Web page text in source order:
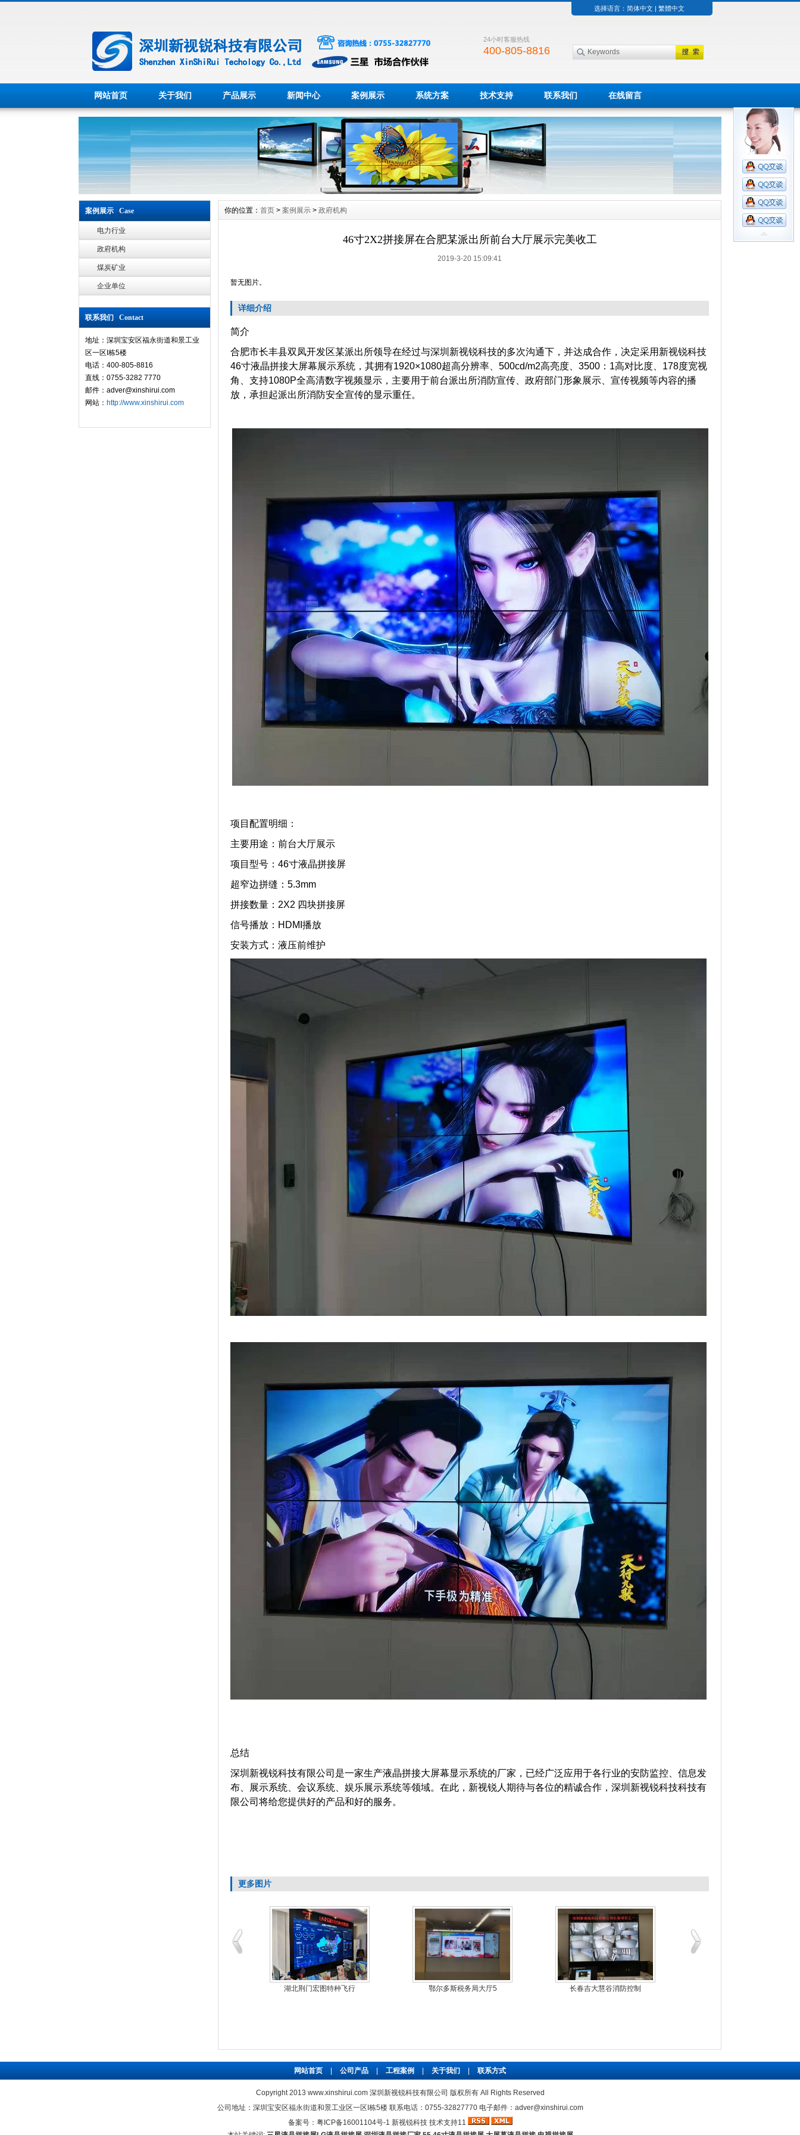
选择语言： 简体中文| 繁體中文
24小时客服热线
400-805-8816
网站首页 关于我们 产品展示 新闻中心 案例展示 系统方案 技术支持 联系我们 在线留言
案例展示 Case
电力行业
政府机构
煤炭矿业
企业单位
联系我们 Contact
地址：深圳宝安区福永街道和景工业
区一区I栋5楼
电话：400-805-8816
直线：0755-3282 7770
邮件：adver@xinshirui.com
网站： http://www.xinshirui.com
你的位置： 首页 > 案例展示 > 政府机构
46寸2X2拼接屏在合肥某派出所前台大厅展示完美收工
2019-3-20 15:09:41
暂无图片。
详细介绍
简介
合肥市长丰县双凤开发区某派出所领导在经过与深圳新视锐科技的多次沟通下，并达成合作，决定采用新视锐科技
46寸液晶拼接大屏幕展示系统，其拥有1920×1080超高分辨率、 500cd/m2高亮度、 3500 ： 1高对比度、 178度宽视
角、支持1080P全高清数字视频显示， 主要用于前台派出所消防宣传、政府部门形象展示、宣传视频等内容的播
放，承担起派出所消防安全宣传的显示重任。
项目配置明细：
主要用途：前台大厅展示
项目型号：46寸液晶拼接屏
超窄边拼缝： 5.3mm
拼接数量：2X2 四块拼接屏
信号播放： HDMI 播放
安装方式：液压前维护
总结
深圳新视锐科技有限公司是一家生产液晶拼接大屏幕显示系统的厂家，已经广泛应用于各行业的安防监控、信息发
布、展示系统、会议系统、娱乐展示系统等领域。在此，新视锐人期待与各位的精诚合作，深圳新视锐科技科技有
限公司将给您提供好的产品和好的服务。
更多图片
邮政储蓄银行LG55 济南市章丘区盘化（济 华蓥市公安局三星55
网站首页 公司产品 工程案例 关于我们 联系方式
Copyright 2013 www.xinshirui.com 深圳新视锐科技有限公司 版权所有 All Rights Reserved
公司地址：深圳宝安区福永街道和景工业区一区I栋5楼 联系电话：0755-32827770 电子邮件：adver@xinshirui.com
备案号： 粤ICP备16001104号-1 新视锐科技技术支持11